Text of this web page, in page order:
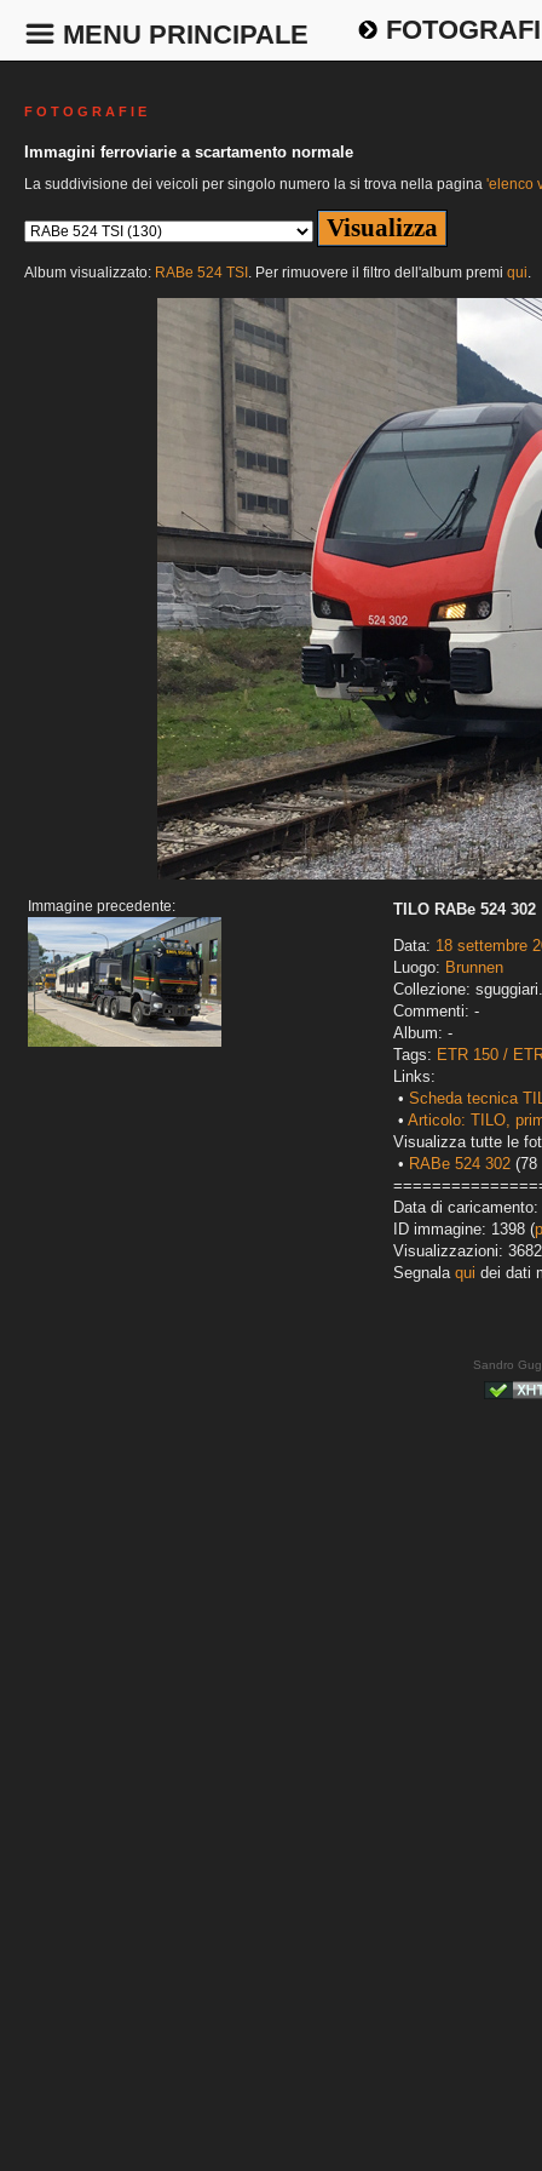
MENU PRINCIPALE
F O T O G R A F I E
Immagini ferroviarie a scartamento normale
La suddivisione dei veicoli per singolo numero la si trova nella pagina 'elenco
Album visualizzato: RABe 524 TSI . Per rimuovere il filtro dell'album premi qui.
Immagine precedente:
TILO RABe 524 302
Data: 18 settembre
Luogo: Brunnen
Collezione:
Commenti: -
Album: -
Tags: ETR 150 /
Links:
• Scheda tecnica
• Articolo: TILO,
Visualizza tutte le
• RABe 524 302 (78
Data di caricamento:
ID immagine: 1398 (
Visualizzazioni: 3682
Segnala qui dei dati
Sandro